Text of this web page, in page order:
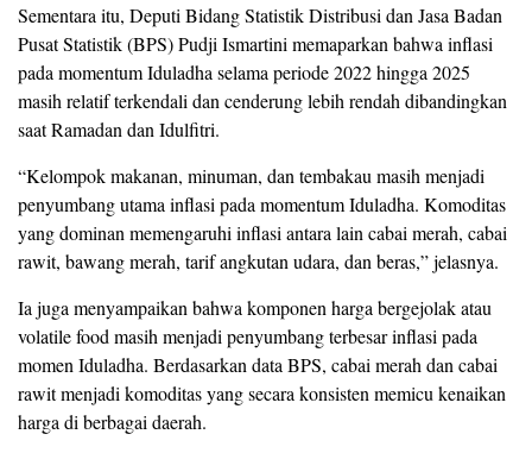
Sementara itu, Deputi Bidang Statistik Distribusi dan Jasa Badan
Pusat Statistik (BPS) Pudji Ismartini memaparkan bahwa inflasi
pada momentum Iduladha selama periode 2022 hingga 2025
masih relatif terkendali dan cenderung lebih rendah dibandingkan
saat Ramadan dan Idulfitri.
“Kelompok makanan, minuman, dan tembakau masih menjadi
penyumbang utama inflasi pada momentum Iduladha. Komoditas
yang dominan memengaruhi inflasi antara lain cabai merah, cabai
rawit, bawang merah, tarif angkutan udara, dan beras,” jelasnya.
Ia juga menyampaikan bahwa komponen harga bergejolak atau
volatile food masih menjadi penyumbang terbesar inflasi pada
momen Iduladha. Berdasarkan data BPS, cabai merah dan cabai
rawit menjadi komoditas yang secara konsisten memicu kenaikan
harga di berbagai daerah.